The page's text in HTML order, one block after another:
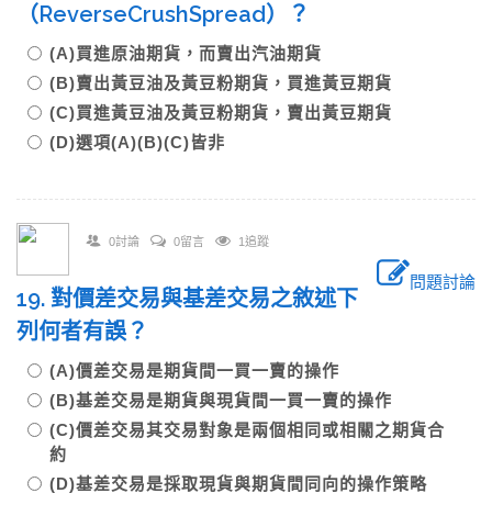
（ReverseCrushSpread）？
(A)買進原油期貨，而賣出汽油期貨
(B)賣出黃豆油及黃豆粉期貨，買進黃豆期貨
(C)買進黃豆油及黃豆粉期貨，賣出黃豆期貨
(D)選項(A)(B)(C)皆非
0討論 0留言 1追蹤
問題討論
19. 對價差交易與基差交易之敘述下
列何者有誤？
(A)價差交易是期貨間一買一賣的操作
(B)基差交易是期貨與現貨間一買一賣的操作
(C)價差交易其交易對象是兩個相同或相關之期貨合
約
(D)基差交易是採取現貨與期貨間同向的操作策略